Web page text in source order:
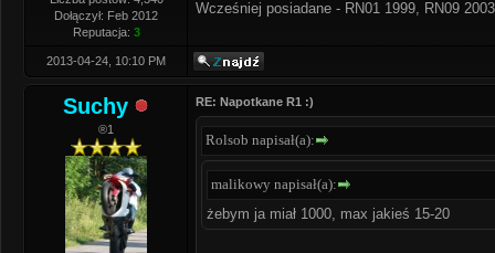
Dołączył: Feb 2012
Reputacja: 3
Wcześniej posiadane - RN01 1999, RN09
2013-04-24, 10:10 PM
Suchy
®1
RE: Napotkane R1 :)
Rolsob napisał(a):
malikowy napisał(a):
żebym ja miał 1000, max jakieś 15-20